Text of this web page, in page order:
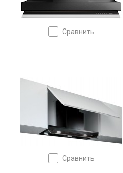
сравнить
сравнить